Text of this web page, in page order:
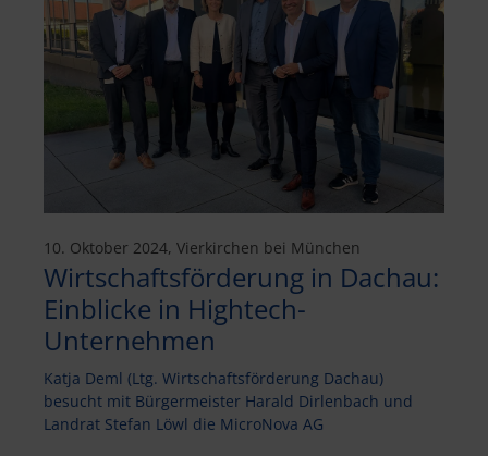
10. Oktober 2024, Vierkirchen bei München
Wirtschaftsförderung in Dachau:
Einblicke in Hightech-
Unternehmen
Katja Deml (Ltg. Wirtschaftsförderung Dachau)
besucht mit Bürgermeister Harald Dirlenbach und
Landrat Stefan Löwl die MicroNova AG